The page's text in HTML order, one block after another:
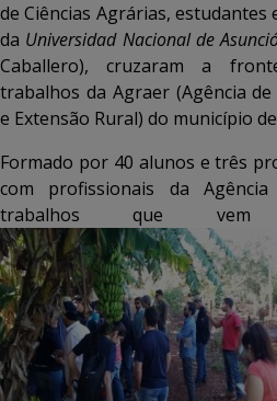
de Ciências Agrárias,
da Universidad Nacional de
Caballero), cruzaram a
trabalhos da Agraer (Agência
e Extensão Rural) do município
Formado por 40 alunos e três
com profissionais da
trabalhos que vem